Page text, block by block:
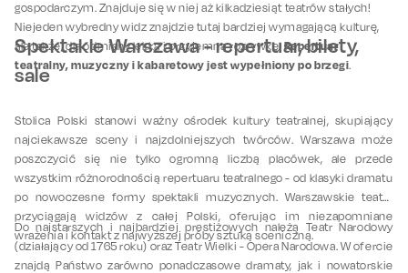
gospodarczym. Znajduje się w niej aż kilkadziesiąt teatrów stałych!
Niejeden wybredny widz znajdzie tutaj bardziej wymagającą kulturę,
ale także, dla odmiany lekką i przyjemną rozrywkę.Repertuar
teatralny, muzyczny i kabaretowy jest wypełniony po brzegi.
Spektakle Warszawa - repertuar, bilety,
sale
Stolica Polski stanowi ważny ośrodek kultury teatralnej, skupiający
najciekawsze sceny i najzdolniejszych twórców. Warszawa może
poszczycić się nie tylko ogromną liczbą placówek, ale przede
wszystkim różnorodnością repertuaru teatralnego - od klasyki dramatu
po nowoczesne formy spektakli muzycznych. Warszawskie teatry
przyciągają widzów z całej Polski, oferując im niezapomniane
wrażenia i kontakt z najwyższej próby sztuką sceniczną.
Do najstarszych i najbardziej prestiżowych należą Teatr Narodowy
(działający od 1765 roku) oraz Teatr Wielki - Opera Narodowa. W ofercie
znajdą Państwo zarówno ponadczasowe dramaty, jak i nowatorskie